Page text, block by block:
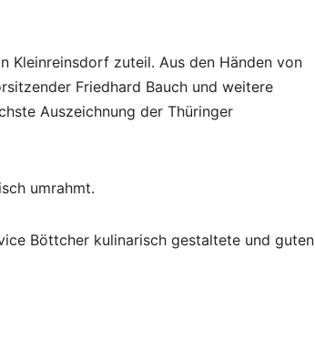
Kleinreinsdorf zuteil. Aus den Händen von
Friedhard Bauch und weitere
Auszeichnung der Thüringer
umrahmt.
Böttcher kulinarisch gestaltete und guten